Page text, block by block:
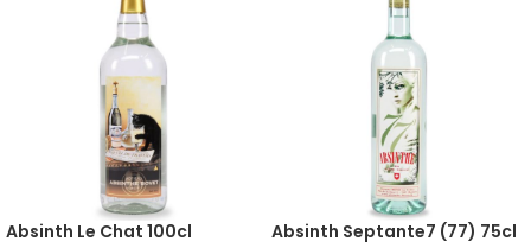
bedienen, um den Absinth (minimaler
Durchfluss) zu „überraschen“, bevor
sie ihn „schlagen“ (intensiverer
Durchfluss). Die Kelle ist ideal, der
Aperitif wird gestreckt und das
Vertrauen wird erhöht... Magie.
Absinth Fontäne „Fée“ 2
Wasserhähnen
Fassungsvermögen: 1 Liter
Höhe: 48,5 Zentimeter
Absinth Le Chat 100cl Absinth Septante7 (77) 75cl